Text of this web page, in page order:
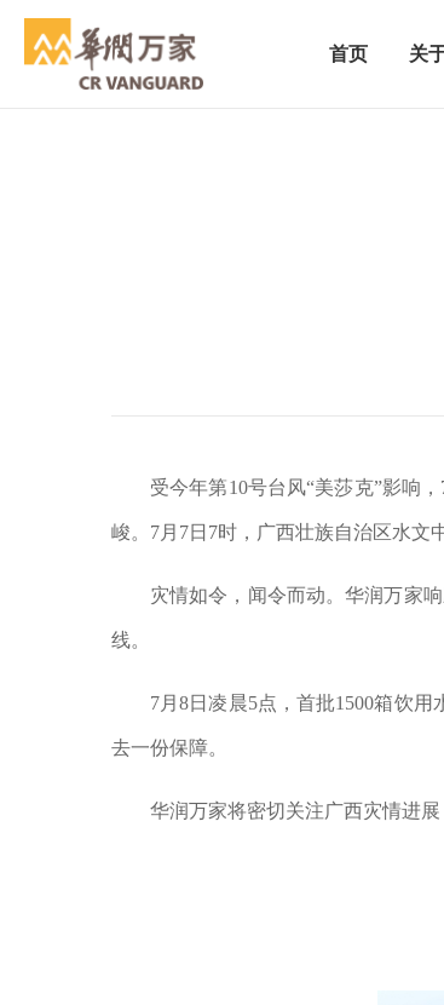
首页 关
受今年第10号台风“美莎克”影响
峻。7月7日7时，广西壮族自治区水文
灾情如令，闻令而动。华润万家
线。
7月8日凌晨5点，首批1500箱饮
去一份保障。
华润万家将密切关注广西灾情进展